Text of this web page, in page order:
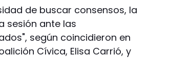
de buscar consensos, la
sesión ante las
según coincidieron en
Cívica, Elisa Carrió, y